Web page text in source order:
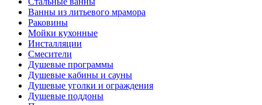
Ванны из литьевого мрамора
Раковины
Мойки кухонные
Инсталляции
Смесители
Душевые программы
Душевые кабины и сауны
Душевые уголки и ограждения
Душевые поддоны